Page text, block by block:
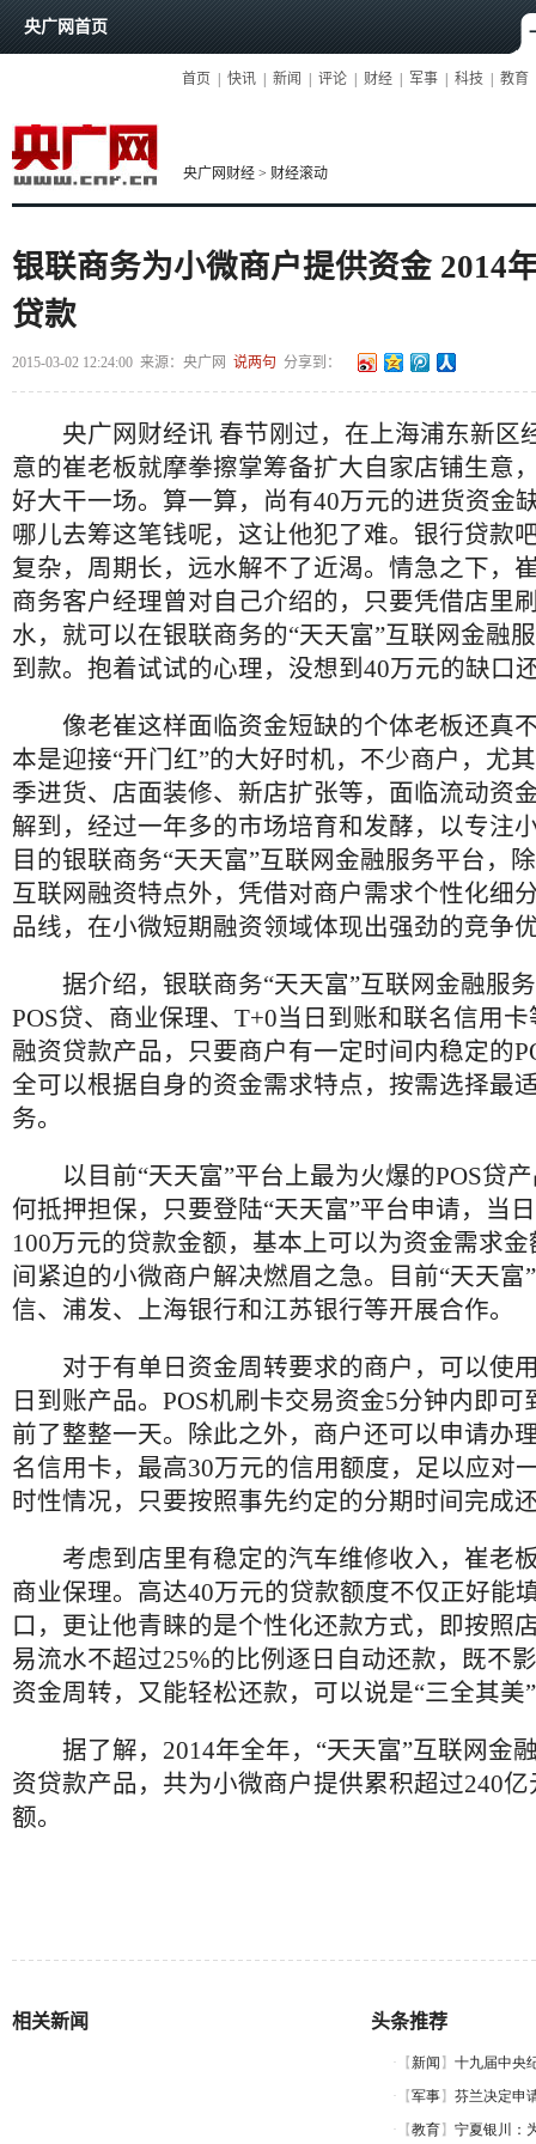
央广网首页
首页 快讯 新闻 评论 财经 军事 科技 教育
央广网财经 > 财经滚动
银联商务为小微商户提供资金 2014
贷款
2015-03-02 12:24:00 来源： 央广网 说两句 分享到：
央广网财经讯 春节刚过，在上海浦东新区
意的崔老板就摩拳擦掌筹备扩大自家店铺生意
好大干一场。算一算，尚有40万元的进货资金
哪儿去筹这笔钱呢，这让他犯了难。银行贷款
复杂，周期长，远水解不了近渴。情急之下，
商务客户经理曾对自己介绍的，只要凭借店里
水，就可以在银联商务的“天天富”互联网金融
到款。抱着试试的心理，没想到40万元的缺口
像老崔这样面临资金短缺的个体老板还真
本是迎接“开门红”的大好时机，不少商户，尤
季进货、店面装修、新店扩张等，面临流动资
解到，经过一年多的市场培育和发酵，以专注
目的银联商务“天天富”互联网金融服务平台，
互联网融资特点外，凭借对商户需求个性化细
品线，在小微短期融资领域体现出强劲的竞争
据介绍，银联商务“天天富”互联网金融服
POS贷、商业保理、T+0当日到账和联名信用
融资贷款产品，只要商户有一定时间内稳定的
全可以根据自身的资金需求特点，按需选择最
务。
以目前“天天富”平台上最为火爆的POS贷产
何抵押担保，只要登陆“天天富”平台申请，当
100万元的贷款金额，基本上可以为资金需求
间紧迫的小微商户解决燃眉之急。目前“天天富
信、浦发、上海银行和江苏银行等开展合作。
对于有单日资金周转要求的商户，可以使用
日到账产品。POS机刷卡交易资金5分钟内即可
前了整整一天。除此之外，商户还可以申请办
名信用卡，最高30万元的信用额度，足以应对
时性情况，只要按照事先约定的分期时间完成
考虑到店里有稳定的汽车维修收入，崔老板
商业保理。高达40万元的贷款额度不仅正好能
口，更让他青睐的是个性化还款方式，即按照
易流水不超过25%的比例逐日自动还款，既不
资金周转，又能轻松还款，可以说是“三全其美
据了解，2014年全年，“天天富”互联网金
资贷款产品，共为小微商户提供累积超过240
额。
相关新闻 头条推荐